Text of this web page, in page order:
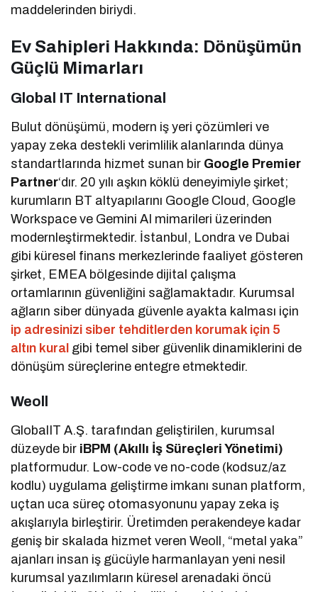
maddelerinden biriydi.
Ev Sahipleri Hakkında: Dönüşümün
Güçlü Mimarları
Global IT International
Bulut dönüşümü, modern iş yeri çözümleri ve
yapay zeka destekli verimlilik alanlarında dünya
standartlarında hizmet sunan bir Google Premier
Partner‘dır. 20 yılı aşkın köklü deneyimiyle şirket;
kurumların BT altyapılarını Google Cloud, Google
Workspace ve Gemini AI mimarileri üzerinden
modernleştirmektedir. İstanbul, Londra ve Dubai
gibi küresel finans merkezlerinde faaliyet gösteren
şirket, EMEA bölgesinde dijital çalışma
ortamlarının güvenliğini sağlamaktadır. Kurumsal
ağların siber dünyada güvenle ayakta kalması için
ip adresinizi siber tehditlerden korumak için 5
altın kural gibi temel siber güvenlik dinamiklerini de
dönüşüm süreçlerine entegre etmektedir.
Weoll
GlobalIT A.Ş. tarafından geliştirilen, kurumsal
düzeyde bir iBPM (Akıllı İş Süreçleri Yönetimi)
platformudur. Low-code ve no-code (kodsuz/az
kodlu) uygulama geliştirme imkanı sunan platform,
uçtan uca süreç otomasyonunu yapay zeka iş
akışlarıyla birleştirir. Üretimden perakendeye kadar
geniş bir skalada hizmet veren Weoll, “metal yaka”
ajanları insan iş gücüyle harmanlayan yeni nesil
kurumsal yazılımların küresel arenadaki öncü